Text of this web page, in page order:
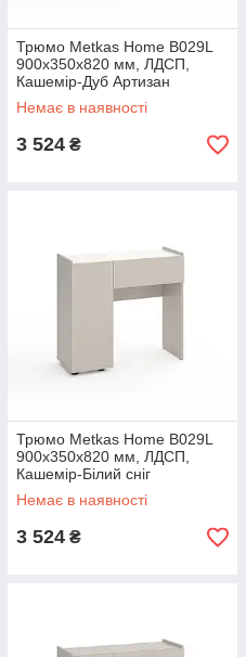
Трюмо Metkas Home B029L
900х350х820 мм, ЛДСП,
Кашемір-Дуб Артизан
(M029LKDA)
Немає в наявності
3 524 ₴
Трюмо Metkas Home B029L
900х350х820 мм, ЛДСП,
Кашемір-Білий сніг
(M029LKW)
Немає в наявності
3 524 ₴